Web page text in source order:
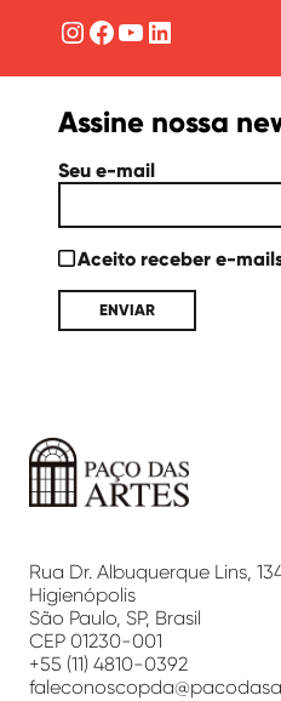
Instagram
Facebook
YouTube
LinkedIn
Assine nossa
Seu e-mail
Aceito receber e-
Artes
Rua Dr. Albuquerque Lins,
Higienópolis
São Paulo, SP, Brasil
CEP 01230-001
+55 (11) 4810-0392